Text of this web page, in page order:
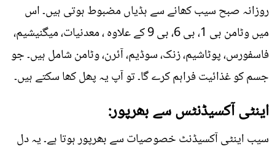
روزانہ صبح سیب کھانے سے ہڈیاں مضبوط ہوتی ہیں۔ اس
میں وٹامن بی 1، بی 6، بی 9 کے علاوہ ، معدنیات، میگنیشیم،
فاسفورس، پوٹاشیم، زنک، سوڈیم، آئرن، وٹامن شامل ہیں۔ جو
جسم کو غذائیت فراہم کرے گا۔ تو آپ یہ پھل کھا سکتے ہیں۔
اینٹی آکسیڈنٹس سے بھرپور:
سیب اینٹی آکسیڈنٹ خصوصیات سے بھرپور ہوتا ہے۔ یہ دل